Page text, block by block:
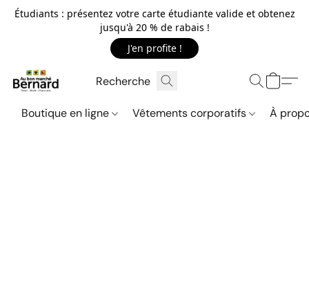
Étudiants : présentez votre carte étudiante valide et obtenez
jusqu'à 20 % de rabais !
J'en profite !
Boutique en ligne Vêtements corporatifs À